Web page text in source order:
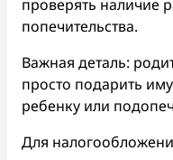
проверять наличие
попечительства.
Важная деталь:
просто подарить
ребенку или
Для